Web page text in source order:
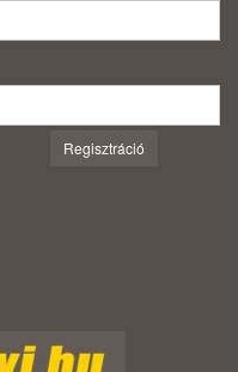
Regisztráció